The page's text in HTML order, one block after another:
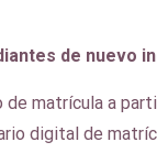
de nuevo
de matrícula a
digital de